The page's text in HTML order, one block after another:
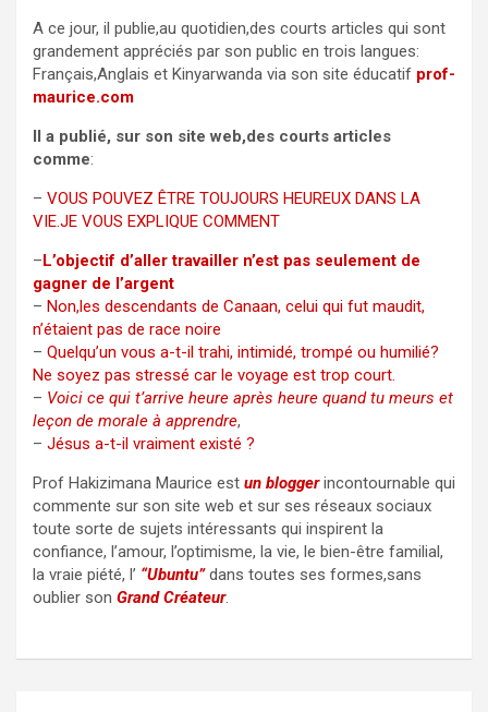
A ce jour, il publie,au quotidien,des courts articles qui sont
grandement appréciés par son public en trois langues:
Français,Anglais et Kinyarwanda via son site éducatif prof-
maurice.com
Il a publié, sur son site web,des courts articles
comme:
– VOUS POUVEZ ÊTRE TOUJOURS HEUREUX DANS LA
VIE.JE VOUS EXPLIQUE COMMENT
–L’objectif d’aller travailler n’est pas seulement de
gagner de l’argent
– Non,les descendants de Canaan, celui qui fut maudit,
n’étaient pas de race noire
– Quelqu’un vous a-t-il trahi, intimidé, trompé ou humilié?
Ne soyez pas stressé car le voyage est trop court.
– Voici ce qui t’arrive heure après heure quand tu meurs et
leçon de morale à apprendre,
– Jésus a-​t-​il vraiment existé ?
Prof Hakizimana Maurice est un bloggerincontournable qui
commente sur son site web et sur ses réseaux sociaux
toute sorte de sujets intéressants qui inspirent la
confiance, l’amour, l’optimisme, la vie, le bien-être familial,
la vraie piété, l’ “Ubuntu”dans toutes ses formes,sans
oublier son Grand Créateur.